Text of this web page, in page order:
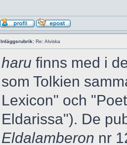
Inläggsrubrik: Re: Alviska
haru finns med i
som Tolkien
Lexicon" och
Eldarissa"). De
Eldalamberon nr